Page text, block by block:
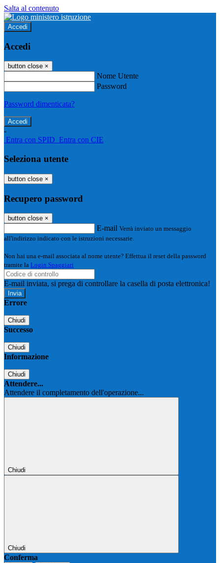
Salta al contenuto
Accedi
Accedi
button close ×
Nome Utente
Password
Password dimenticata?
-
Entra con SPID Entra con CIE
Seleziona utente
button close ×
Recupero password
button close ×
E-mail Verrà inviato un messaggio
all'indirizzo indicato con le istruzioni necessarie.
Non hai una e-mail associata al nome utente? Effettua il reset della password
tramite la Login Spaggiari
E-mail inviata, si prega di controllare la casella di posta elettronica!
Errore
Chiudi
Successo
Chiudi
Informazione
Chiudi
Attendere...
Attendere il completamento dell'operazione...
Chiudi
Chiudi
Conferma